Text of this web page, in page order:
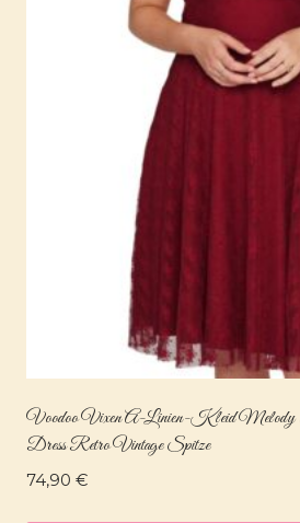
Voodoo Vixen A-Linien-Kleid Melody
Dress Retro Vintage Spitze
74,90 €